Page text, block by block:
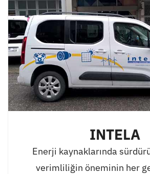
INTELA
Enerji kaynaklarında
verimliliğin öneminin her